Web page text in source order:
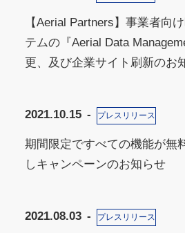
【Aerial Partners】事業者向
テムの『Aerial Data
更、及び企業サイト刷新のお
2021.10.15 プレスリリース
期間限定ですべての機能が無
しキャンペーンのお知らせ
2021.08.03 プレスリリース